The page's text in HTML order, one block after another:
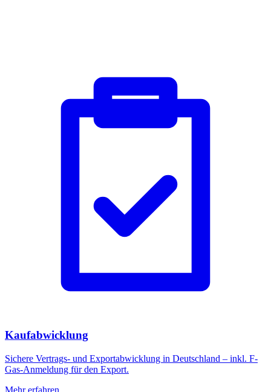
Kaufabwicklung
Sichere Vertrags- und Exportabwicklung in Deutschland – inkl. F-
Gas-Anmeldung für den Export.
Mehr erfahren